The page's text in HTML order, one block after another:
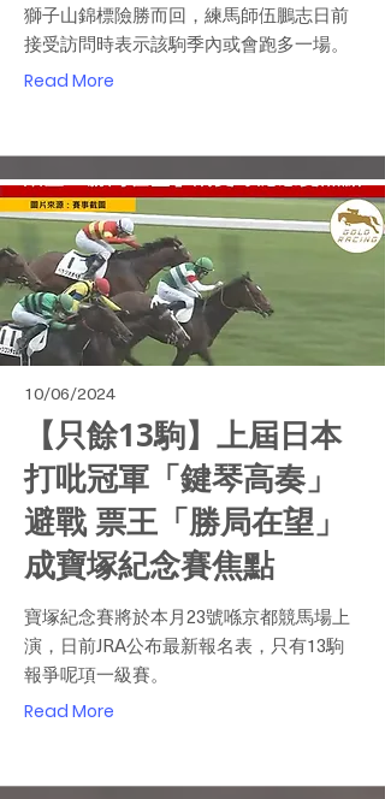
獅子山錦標險勝而回，練馬師伍鵬志日前
接受訪問時表示該駒季內或會跑多一場。
Read More
10/06/2024
【只餘13駒】上屆日本
打吡冠軍「鍵琴高奏」
避戰 票王「勝局在望」
成寶塚紀念賽焦點
寶塚紀念賽將於本月23號喺京都競馬場上
演，日前JRA公布最新報名表，只有13駒
報爭呢項一級賽。
Read More